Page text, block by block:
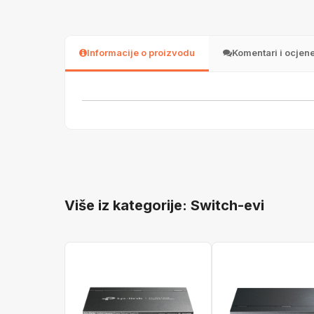
Informacije o proizvodu Komentari i
Više iz kategorije: Switch-evi